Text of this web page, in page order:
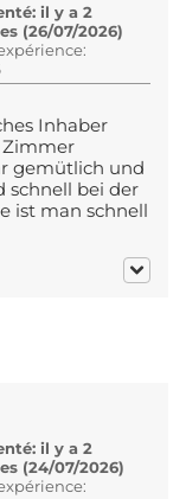
il y a 2
(26/07/2026)
Inhaber
Zimmer
gemütlich und
schnell bei der
ist man schnell
il y a 2
(24/07/2026)